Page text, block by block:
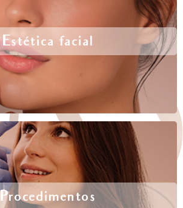
Estética facial
Procedimentos